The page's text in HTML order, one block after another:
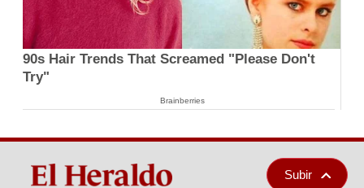
90s Hair Trends That Screamed "Please Don't
Try"
Brainberries
Subir